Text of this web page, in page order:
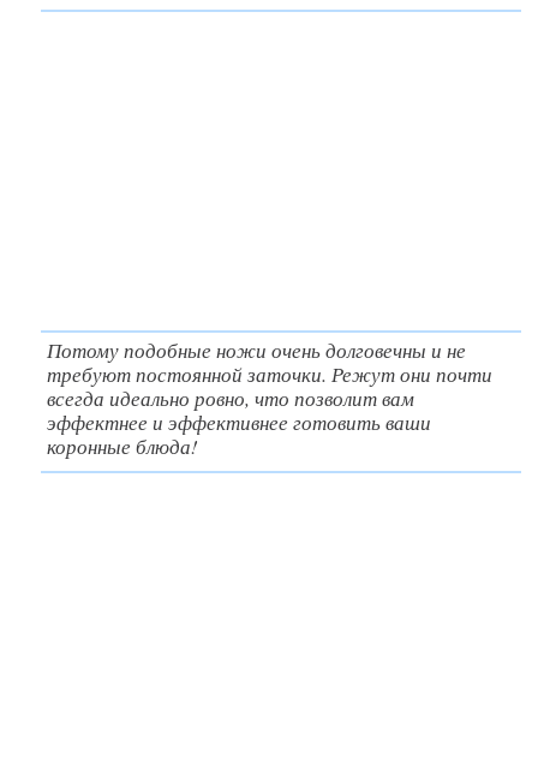
Потому подобные ножи очень долговечны и не
требуют постоянной заточки. Режут они почти
всегда идеально ровно, что позволит вам
эффектнее и эффективнее готовить ваши
коронные блюда!